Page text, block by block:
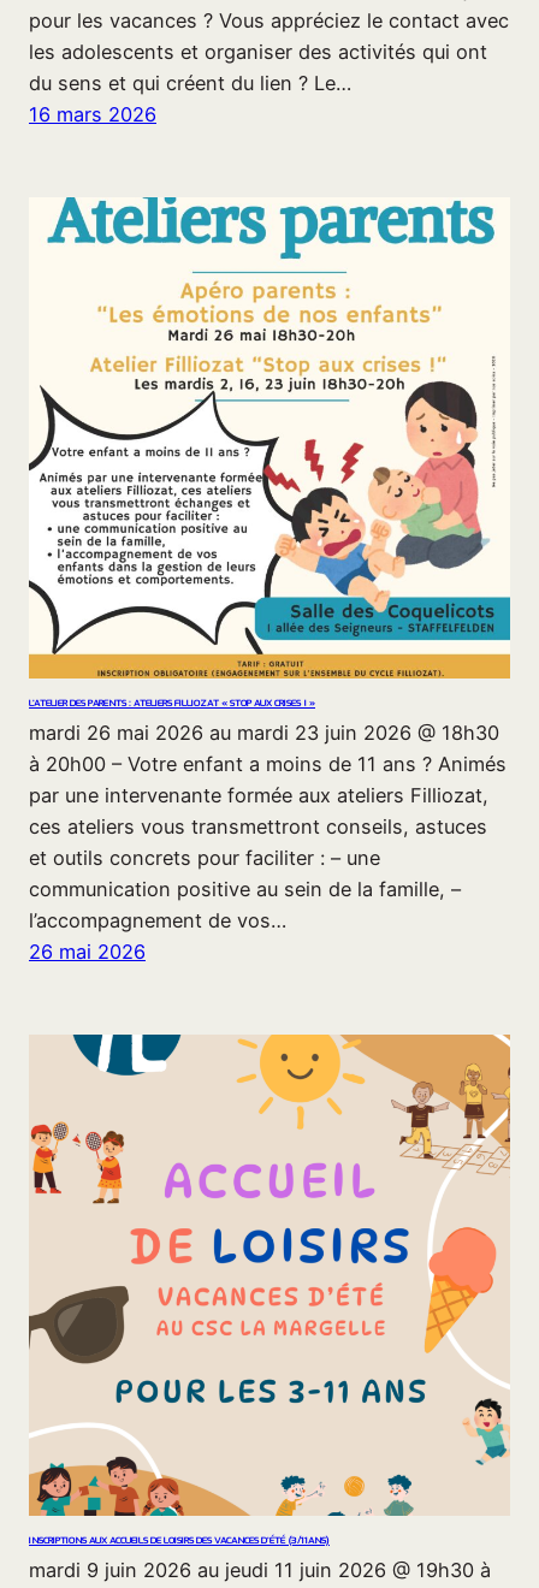
pour les vacances ? Vous appréciez le contact avec
les adolescents et organiser des activités qui ont
du sens et qui créent du lien ? Le…
16 mars 2026
L’ATELIER DES PARENTS : ATELIERS FILLIOZAT « STOP AUX CRISES ! »
mardi 26 mai 2026 au mardi 23 juin 2026 @ 18h30
à 20h00 – Votre enfant a moins de 11 ans ? Animés
par une intervenante formée aux ateliers Filliozat,
ces ateliers vous transmettront conseils, astuces
et outils concrets pour faciliter : – une
communication positive au sein de la famille, –
l’accompagnement de vos…
26 mai 2026
INSCRIPTIONS AUX ACCUEILS DE LOISIRS DES VACANCES D’ÉTÉ (3/11ANS)
mardi 9 juin 2026 au jeudi 11 juin 2026 @ 19h30 à